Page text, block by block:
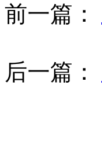
前一篇：
后一篇：